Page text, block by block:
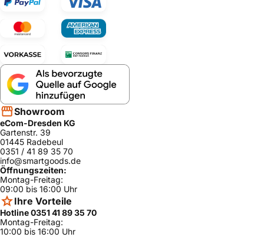
Showroom
eCom-Dresden KG
Gartenstr. 39
01445 Radebeul
0351 / 41 89 35 70
info@smartgoods.de
Öffnungszeiten:
Montag-Freitag:
09:00 bis 16:00 Uhr
Ihre Vorteile
Hotline 0351 41 89 35 70
Montag-Freitag:
10:00 bis 16:00 Uhr